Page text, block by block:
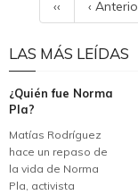
‹‹ ‹
LAS MÁS LEÍDAS
¿Quién fue Norma
Pla?
Matías Rodríguez
hace un repaso de
la vida de Norma
Pla, activista